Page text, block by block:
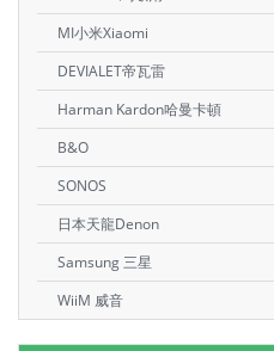
MI小米Xiaomi
DEVIALET帝瓦雷
Harman Kardon哈曼卡頓
B&O
SONOS
日本天龍Denon
Samsung 三星
WiiM 威音